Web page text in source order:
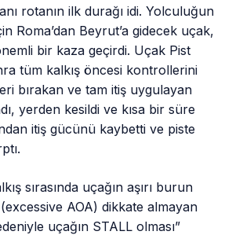
rotanın ilk durağı idi. Yolculuğun
Roma’dan Beyrut’a gidecek uçak,
bir kaza geçirdi. Uçak Pist
tüm kalkış öncesi kontrollerini
bırakan ve tam itiş uygulayan
yerden kesildi ve kısa bir süre
itiş gücünü kaybetti ve piste
sırasında uçağın aşırı burun
AOA) dikkate almayan
uçağın STALL olması”